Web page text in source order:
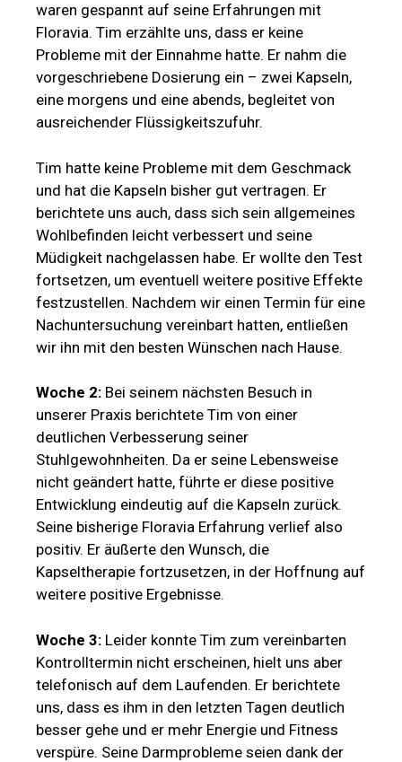
waren gespannt auf seine Erfahrungen mit
Floravia. Tim erzählte uns, dass er keine
Probleme mit der Einnahme hatte. Er nahm die
vorgeschriebene Dosierung ein – zwei Kapseln,
eine morgens und eine abends, begleitet von
ausreichender Flüssigkeitszufuhr.
Tim hatte keine Probleme mit dem Geschmack
und hat die Kapseln bisher gut vertragen. Er
berichtete uns auch, dass sich sein allgemeines
Wohlbefinden leicht verbessert und seine
Müdigkeit nachgelassen habe. Er wollte den Test
fortsetzen, um eventuell weitere positive Effekte
festzustellen. Nachdem wir einen Termin für eine
Nachuntersuchung vereinbart hatten, entließen
wir ihn mit den besten Wünschen nach Hause.
Woche 2: Bei seinem nächsten Besuch in
unserer Praxis berichtete Tim von einer
deutlichen Verbesserung seiner
Stuhlgewohnheiten. Da er seine Lebensweise
nicht geändert hatte, führte er diese positive
Entwicklung eindeutig auf die Kapseln zurück.
Seine bisherige Floravia Erfahrung verlief also
positiv. Er äußerte den Wunsch, die
Kapseltherapie fortzusetzen, in der Hoffnung auf
weitere positive Ergebnisse.
Woche 3: Leider konnte Tim zum vereinbarten
Kontrolltermin nicht erscheinen, hielt uns aber
telefonisch auf dem Laufenden. Er berichtete
uns, dass es ihm in den letzten Tagen deutlich
besser gehe und er mehr Energie und Fitness
verspüre. Seine Darmprobleme seien dank der